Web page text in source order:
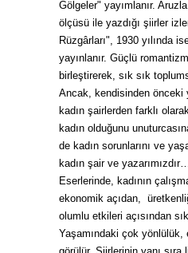
Gölgeler" yayımlanır.
ölçüsü ile yazdığı şiirler
Rüzgârları", 1930 yılında
yayınlanır. Güçlü
birleştirerek, sık sık
Ancak, kendisinden önceki
kadın şairlerden farklı
kadın olduğunu
de kadın sorunlarını ve
kadın şair ve yazarımızdır…
Eserlerinde, kadının
ekonomik açıdan,
olumlu etkileri açısından
Yaşamındaki çok yönlülük,